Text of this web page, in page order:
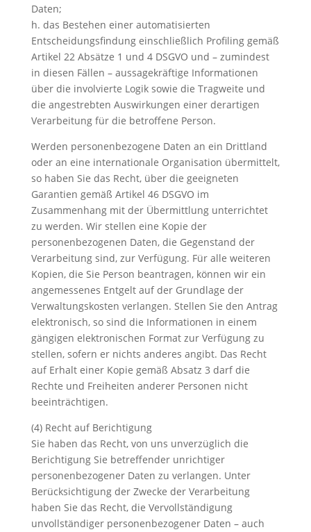
Daten;
h. das Bestehen einer automatisierten
Entscheidungsfindung einschließlich Profiling gemäß
Artikel 22 Absätze 1 und 4 DSGVO und – zumindest
in diesen Fällen – aussagekräftige Informationen
über die involvierte Logik sowie die Tragweite und
die angestrebten Auswirkungen einer derartigen
Verarbeitung für die betroffene Person.
Werden personenbezogene Daten an ein Drittland
oder an eine internationale Organisation übermittelt,
so haben Sie das Recht, über die geeigneten
Garantien gemäß Artikel 46 DSGVO im
Zusammenhang mit der Übermittlung unterrichtet
zu werden. Wir stellen eine Kopie der
personenbezogenen Daten, die Gegenstand der
Verarbeitung sind, zur Verfügung. Für alle weiteren
Kopien, die Sie Person beantragen, können wir ein
angemessenes Entgelt auf der Grundlage der
Verwaltungskosten verlangen. Stellen Sie den Antrag
elektronisch, so sind die Informationen in einem
gängigen elektronischen Format zur Verfügung zu
stellen, sofern er nichts anderes angibt. Das Recht
auf Erhalt einer Kopie gemäß Absatz 3 darf die
Rechte und Freiheiten anderer Personen nicht
beeinträchtigen.
(4) Recht auf Berichtigung
Sie haben das Recht, von uns unverzüglich die
Berichtigung Sie betreffender unrichtiger
personenbezogener Daten zu verlangen. Unter
Berücksichtigung der Zwecke der Verarbeitung
haben Sie das Recht, die Vervollständigung
unvollständiger personenbezogener Daten – auch